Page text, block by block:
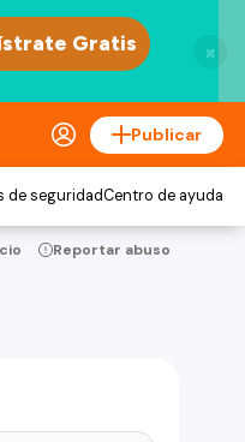
×
Publicar
de seguridadCentro de ayuda
Reportar abuso